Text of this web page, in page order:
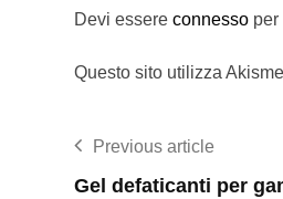
Devi essere connesso per
Questo sito utilizza
Previous article
Gel defaticanti per